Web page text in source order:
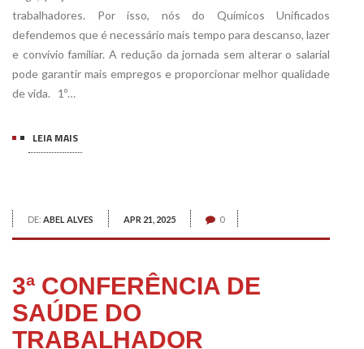
trabalhadores. Por isso, nós do Químicos Unificados
defendemos que é necessário mais tempo para descanso, lazer
e convívio familiar. A redução da jornada sem alterar o salarial
pode garantir mais empregos e proporcionar melhor qualidade
de vida. 1º…
LEIA MAIS
DE: ABEL ALVES APR 21, 2025 0
3ª CONFERÊNCIA DE
SAÚDE DO
TRABALHADOR